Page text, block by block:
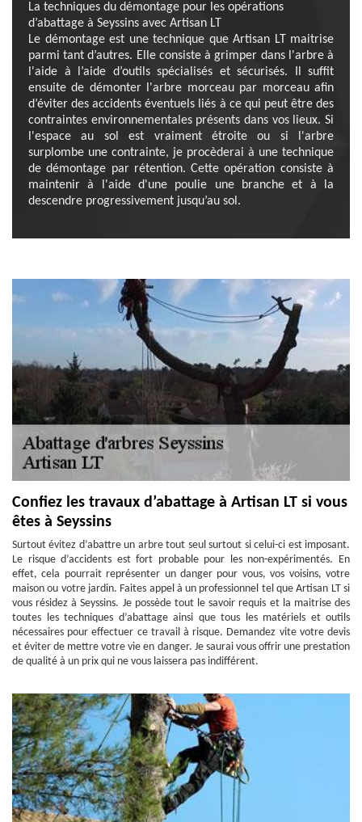
La techniques du démontage pour les opérations
d’abattage à Seyssins avec Artisan LT
Le démontage est une technique que Artisan LT maitrise
parmi tant d’autres. Elle consiste à grimper dans l'arbre à
l'aide à l’aide d’outils spécialisés et sécurisés. Il suffit
ensuite de démonter l'arbre morceau par morceau afin
d’éviter des accidents éventuels liés à ce qui peut être des
contraintes environnementales présents dans vos lieux. Si
l'espace au sol est vraiment étroite ou si l'arbre
surplombe une contrainte, je procèderai à une technique
de démontage par rétention. Cette opération consiste à
maintenir à l'aide d'une poulie une branche et à la
descendre progressivement jusqu’au sol.
Confiez les travaux d’abattage à Artisan LT si vous
êtes à Seyssins
Surtout évitez d’abattre un arbre tout seul surtout si celui-ci est imposant.
Le risque d’accidents est fort probable pour les non-expérimentés. En
effet, cela pourrait représenter un danger pour vous, vos voisins, votre
maison ou votre jardin. Faites appel à un professionnel tel que Artisan LT si
vous résidez à Seyssins. Je possède tout le savoir requis et la maitrise des
toutes les techniques d’abattage ainsi que tous les matériels et outils
nécessaires pour effectuer ce travail à risque. Demandez vite votre devis
et éviter de mettre votre vie en danger. Je saurai vous offrir une prestation
de qualité à un prix qui ne vous laissera pas indifférent.